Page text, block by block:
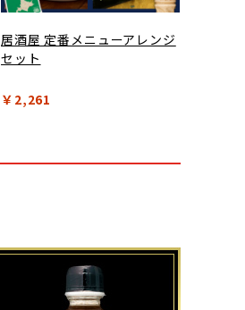
居酒屋 定番メニューアレンジ
セット
￥2,261